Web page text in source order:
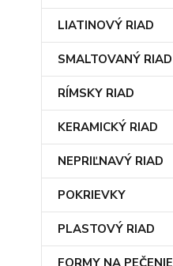
LIATINOVÝ RIAD
SMALTOVANÝ RIAD
RÍMSKY RIAD
KERAMICKÝ RIAD
NEPRIĽNAVÝ RIAD
POKRIEVKY
PLASTOVÝ RIAD
FORMY NA PEČENIE